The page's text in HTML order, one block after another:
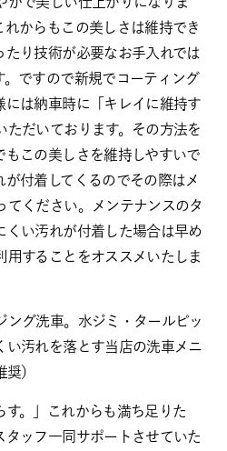
からもこの美しさは維持でき
たり技術が必要なお手入れでは
。ですので新規でコーティング
には納車時に「キレイに維持す
ただいております。その方法を
もこの美しさを維持しやすいで
付着してくるのでその際はメ
てください。メンテナンスのタ
くい汚れが付着した場合は早め
用することをオススメいたしま
グ洗車。水ジミ・タールピッ
い汚れを落とす当店の洗車メニ
）
す。」これからも満ち足りた
タッフ一同サポートさせていた